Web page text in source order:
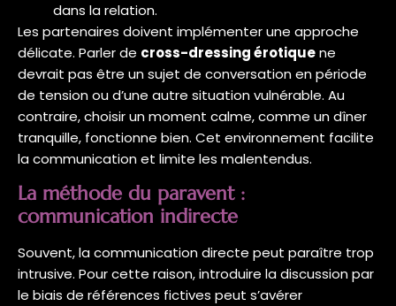
dans la relation.
Les partenaires doivent implémenter une approche
délicate. Parler de cross-dressing érotiquene
devrait pas être un sujet de conversation en période
de tension ou d’une autre situation vulnérable. Au
contraire, choisir un moment calme, comme un dîner
tranquille, fonctionne bien. Cet environnement facilite
la communication et limite les malentendus.
La méthode du paravent :
communication indirecte
Souvent, la communication directe peut paraître trop
intrusive. Pour cette raison, introduire la discussion par
le biais de références fictives peut s’avérer